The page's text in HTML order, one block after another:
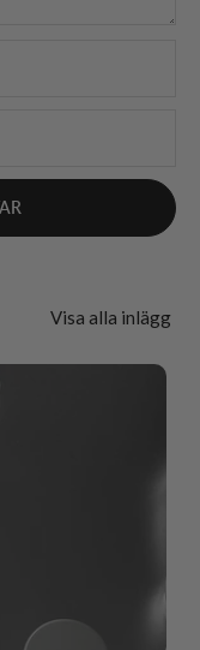
Visa alla inlägg